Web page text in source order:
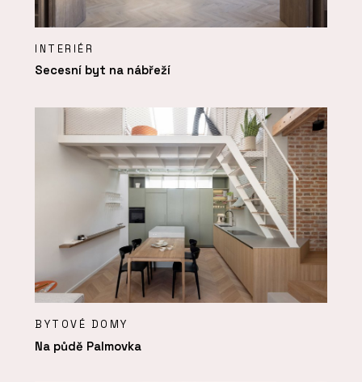
INTERIÉR
Secesní byt na nábřeží
BYTOVÉ DOMY
Na půdě Palmovka